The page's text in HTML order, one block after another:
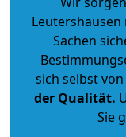
Sachen
sich selbst
der Qualität.
Sie